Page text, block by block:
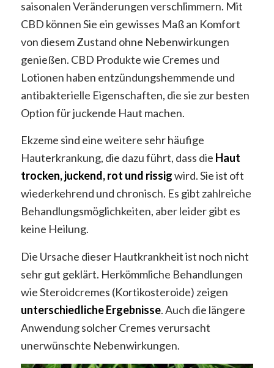
saisonalen Veränderungen verschlimmern. Mit
CBD können Sie ein gewisses Maß an Komfort
von diesem Zustand ohne Nebenwirkungen
genießen. CBD Produkte wie Cremes und
Lotionen haben entzündungshemmende und
antibakterielle Eigenschaften, die sie zur besten
Option für juckende Haut machen.
Ekzeme sind eine weitere sehr häufige
Hauterkrankung, die dazu führt, dass die Haut
trocken, juckend, rot und rissigwird. Sie ist oft
wiederkehrend und chronisch. Es gibt zahlreiche
Behandlungsmöglichkeiten, aber leider gibt es
keine Heilung.
Die Ursache dieser Hautkrankheit ist noch nicht
sehr gut geklärt. Herkömmliche Behandlungen
wie Steroidcremes (Kortikosteroide) zeigen
unterschiedliche Ergebnisse. Auch die längere
Anwendung solcher Cremes verursacht
unerwünschte Nebenwirkungen.